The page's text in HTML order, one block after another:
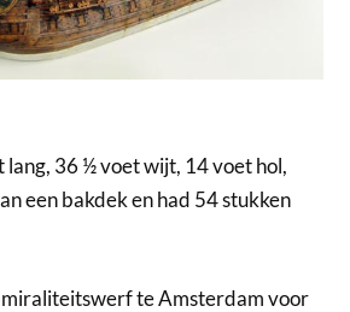
lang, 36 ½ voet wijt, 14 voet hol,
een bakdek en had 54 stukken
te Amsterdam voor